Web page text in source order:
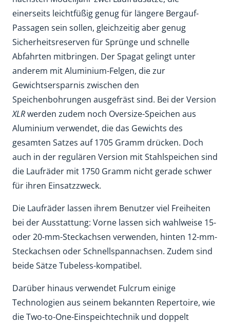
einerseits leichtfüßig genug für längere Bergauf-
Passagen sein sollen, gleichzeitig aber genug
Sicherheitsreserven für Sprünge und schnelle
Abfahrten mitbringen. Der Spagat gelingt unter
anderem mit Aluminium-Felgen, die zur
Gewichtsersparnis zwischen den
Speichenbohrungen ausgefräst sind. Bei der Version
XLRwerden zudem noch Oversize-Speichen aus
Aluminium verwendet, die das Gewichts des
gesamten Satzes auf 1705 Gramm drücken. Doch
auch in der regulären Version mit Stahlspeichen sind
die Laufräder mit 1750 Gramm nicht gerade schwer
für ihren Einsatzzweck.
Die Laufräder lassen ihrem Benutzer viel Freiheiten
bei der Ausstattung: Vorne lassen sich wahlweise 15-
oder 20-mm-Steckachsen verwenden, hinten 12-mm-
Steckachsen oder Schnellspannachsen. Zudem sind
beide Sätze Tubeless-kompatibel.
Darüber hinaus verwendet Fulcrum einige
Technologien aus seinem bekannten Repertoire, wie
die Two-to-One-Einspeichtechnik und doppelt